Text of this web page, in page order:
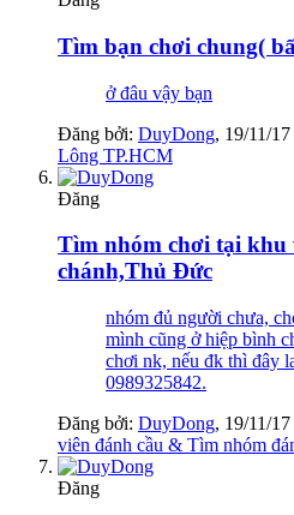
Tìm bạn chơi chung(
ở đâu vậy bạn
Đăng bởi: DuyDong, 19/11/17
Lông TP.HCM
Đăng
Tìm nhóm chơi tại khu
chánh,Thủ Đức
nhóm đủ người chưa,
mình cũng ở hiệp bình
chơi nk, nếu đk thì đây
0989325842.
Đăng bởi: DuyDong, 19/11/17
viên đánh cầu & Tìm nhóm
Đăng